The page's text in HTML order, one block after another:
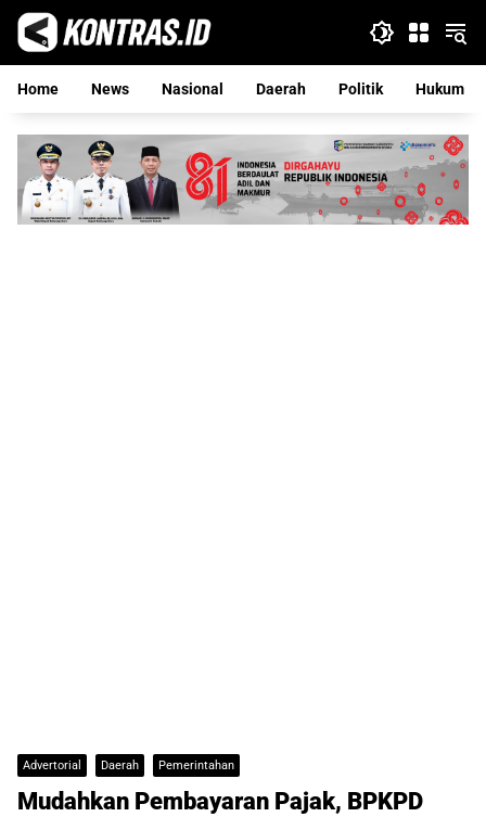
Langsung
konten
Home
News Nasional Daerah Politik Hukum
Advertorial Daerah Pemerintahan
Mudahkan Pembayaran Pajak, BPKPD